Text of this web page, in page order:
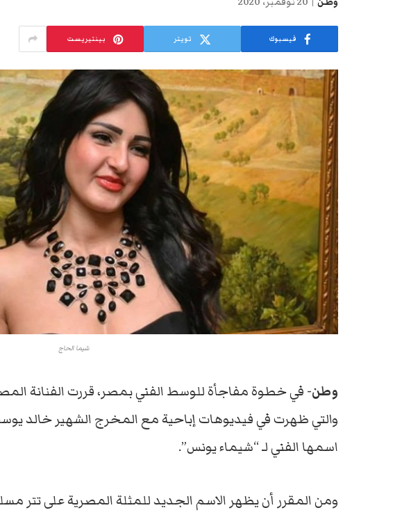
فيسبوك تويتر بينتيريست
شيما الحاج
وطن- في خطوة مفاجأة للوسط الفني بمصر، قررت الفنانة
والتي ظهرت في فيديوهات إباحية مع المخرج الشهير خالد
اسمها الفني لـ “شيماء يونس”.
ومن المقرر أن يظهر الاسم الجديد للمثلة المصرية على